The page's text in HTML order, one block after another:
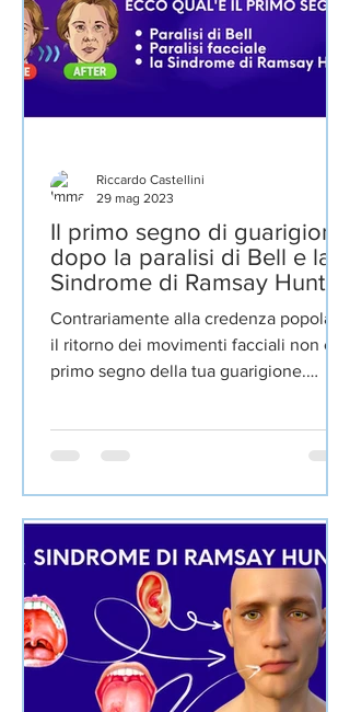
Il primo segno di guarigione
dopo la paralisi di Bell e la
Sindrome di Ramsay Hunt
Contrariamente alla credenza popolare,
il ritorno dei movimenti facciali non è il
primo segno della tua guarigione.
Riccardo Castellini
29 mag 2023